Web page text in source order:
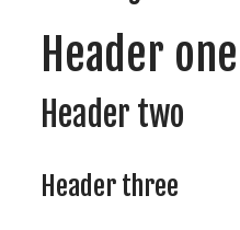
Header one
Header two
Header three